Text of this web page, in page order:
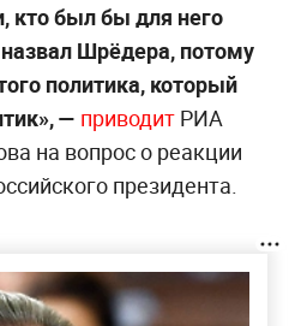
кто был бы для него
Шрёдера, потому
политика, который
— приводитРИА
на вопрос о реакции
президента.